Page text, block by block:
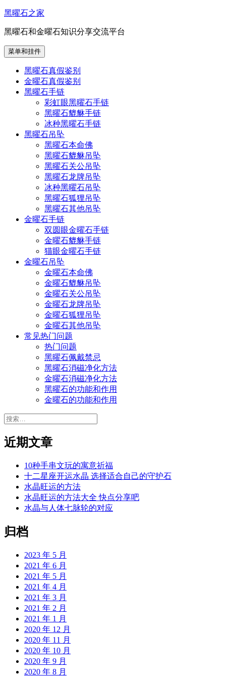
跳
内
容
黑曜石之家
黑曜石和金曜石知识分享交流平台
菜单和挂件
黑曜石真假鉴别
金曜石真假鉴别
黑曜石手链
彩虹眼黑曜石手链
黑曜石貔貅手链
冰种黑曜石手链
黑曜石吊坠
黑曜石本命佛
黑曜石貔貅吊坠
黑曜石关公吊坠
黑曜石龙牌吊坠
冰种黑曜石吊坠
黑曜石狐狸吊坠
黑曜石其他吊坠
金曜石手链
双圆眼金曜石手链
金曜石貔貅手链
猫眼金曜石手链
金曜石吊坠
金曜石本命佛
金曜石貔貅吊坠
金曜石关公吊坠
金曜石龙牌吊坠
金曜石狐狸吊坠
金曜石其他吊坠
常见热门问题
热门问题
黑曜石佩戴禁忌
黑曜石消磁净化方法
金曜石消磁净化方法
黑曜石的功能和作用
金曜石的功能和作用
搜
近期文章
10种手串文玩的寓意祈福
十二星座开运水晶 选择适合自己的守护石
水晶旺运的方法
水晶旺运的方法大全 快点分享吧
水晶与人体七脉轮的对应
归档
2023 年 5 月
2021 年 6 月
2021 年 5 月
2021 年 4 月
2021 年 3 月
2021 年 2 月
2021 年 1 月
2020 年 12 月
2020 年 11 月
2020 年 10 月
2020 年 9 月
2020 年 8 月